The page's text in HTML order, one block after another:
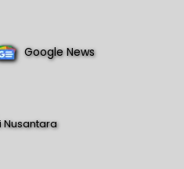
Google News
Nusantara